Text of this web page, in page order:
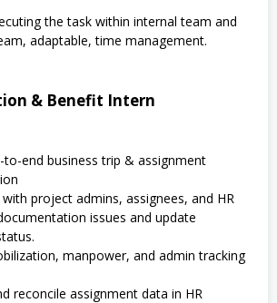
the task within internal team and
adaptable, time management.
& Benefit Intern
to-end business trip & assignment
project admins, assignees, and HR
issues and update
manpower, and admin tracking
reconcile assignment data in HR